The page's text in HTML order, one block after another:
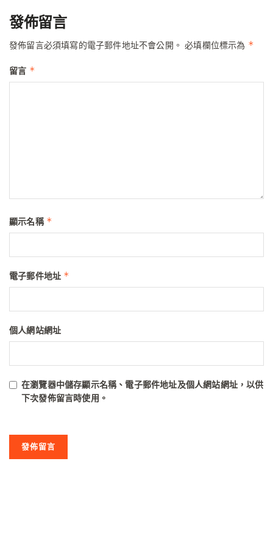
發佈留言
發佈留言必須填寫的電子郵件地址不會公開。 必填欄位標示為 *
留言 *
顯示名稱 *
電子郵件地址 *
個人網站網址
在瀏覽器中儲存顯示名稱、電子郵件地址及個人網站網址，以供
下次發佈留言時使用。